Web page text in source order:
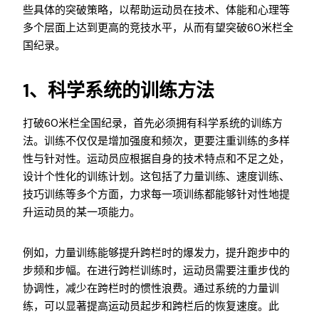
些具体的突破策略，以帮助运动员在技术、体能和心理等
多个层面上达到更高的竞技水平，从而有望突破60米栏全
国纪录。
1、科学系统的训练方法
打破60米栏全国纪录，首先必须拥有科学系统的训练方
法。训练不仅仅是增加强度和频次，更要注重训练的多样
性与针对性。运动员应根据自身的技术特点和不足之处，
设计个性化的训练计划。这包括了力量训练、速度训练、
技巧训练等多个方面，力求每一项训练都能够针对性地提
升运动员的某一项能力。
例如，力量训练能够提升跨栏时的爆发力，提升跑步中的
步频和步幅。在进行跨栏训练时，运动员需要注重步伐的
协调性，减少在跨栏时的惯性浪费。通过系统的力量训
练，可以显著提高运动员起步和跨栏后的恢复速度。此